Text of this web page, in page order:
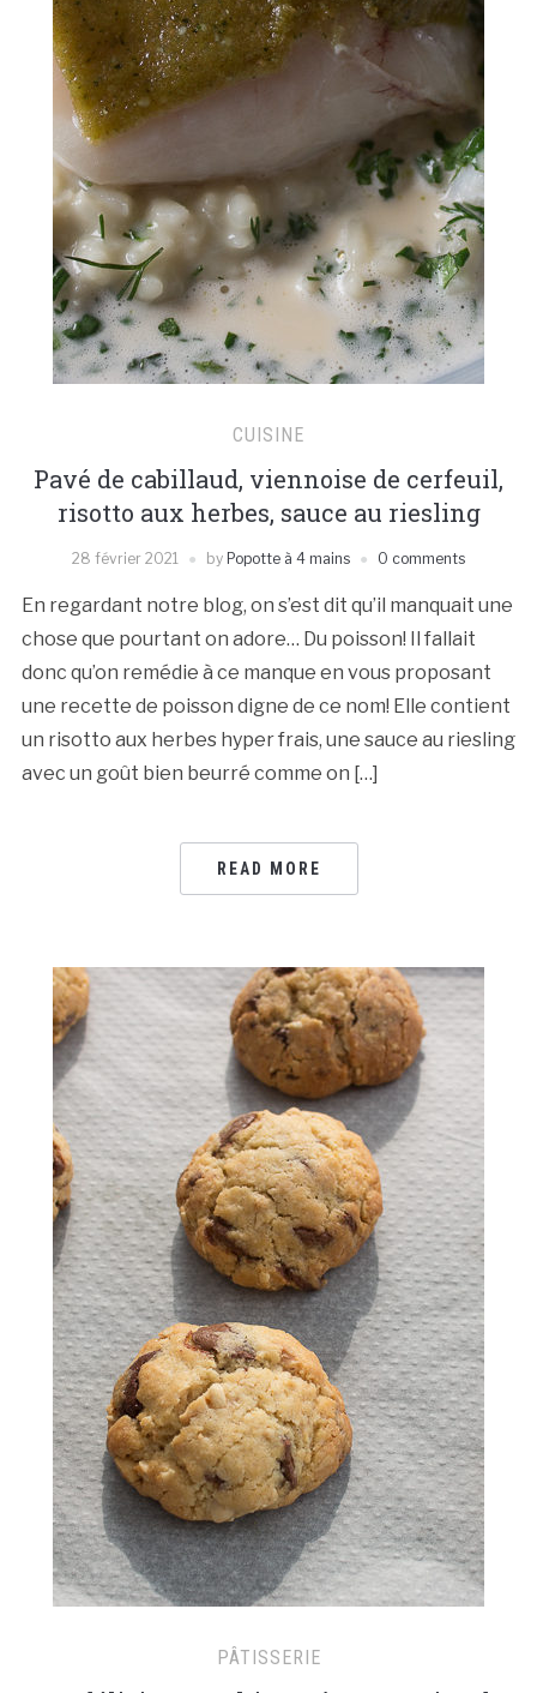
CUISINE
Pavé de cabillaud, viennoise de cerfeuil,
risotto aux herbes, sauce au riesling
28 février 2021 by Popotte à 4 mains 0 comments
En regardant notre blog, on s’est dit qu’il manquait une
chose que pourtant on adore… Du poisson! Il fallait
donc qu’on remédie à ce manque en vous proposant
une recette de poisson digne de ce nom! Elle contient
un risotto aux herbes hyper frais, une sauce au riesling
avec un goût bien beurré comme on […]
READ MORE
PÂTISSERIE